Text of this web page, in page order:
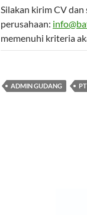
Silakan kirim CV
perusahaan:
memenuhi kriteria
ADMIN GUDANG